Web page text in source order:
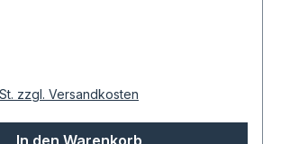
zzgl. Versandkosten